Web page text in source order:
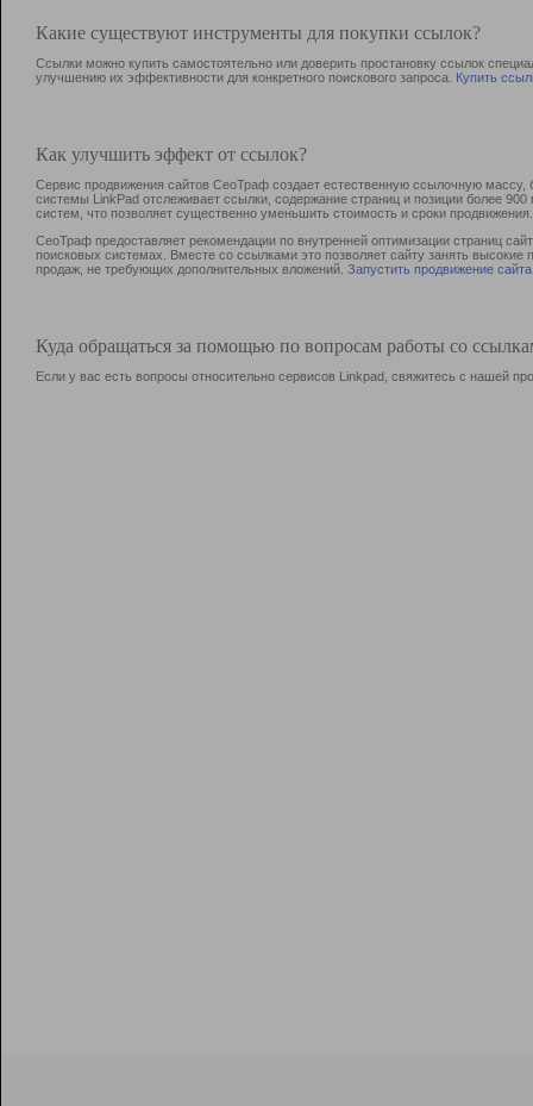
Какие существуют инструменты для покупки ссылок?
Ссылки можно купить самостоятельно или доверить простановку ссылок
улучшению их эффективности для конкретного поискового запроса. Купить
Как улучшить эффект от ссылок?
Сервис продвижения сайтов СеоТраф создает естественную ссылочную
системы LinkPad отслеживает ссылки, содержание страниц и позиции более
систем, что позволяет существенно уменьшить стоимость и сроки продвижения.
СеоТраф предоставляет рекомендации по внутренней оптимизации страниц
поисковых системах. Вместе со ссылками это позволяет сайту занять
продаж, не требующих дополнительных вложений. Запустить продвижение сайта
Куда обращаться за помощью по вопросам работы со
Если у вас есть вопросы относительно сервисов Linkpad, свяжитесь с нашей